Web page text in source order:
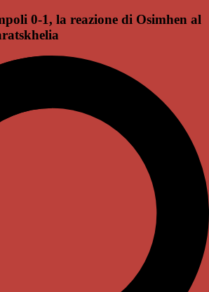
0-1, la reazione di Osimhen al